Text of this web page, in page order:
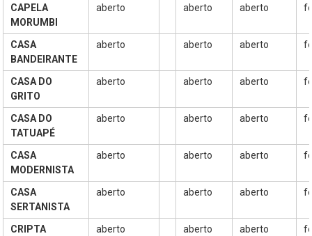
de
natureza
socioantropológica,
geográfica
histórica
–
propõe
constituir-
se
como
um
espaço
de
CAPELA
MORUMBI
aberto aberto aberto
CASA
BANDEIRANTE
aberto aberto aberto
CASA DO
GRITO
aberto aberto aberto
CASA DO
TATUAPÉ
aberto aberto aberto
CASA
MODERNISTA
aberto aberto aberto
CASA
SERTANISTA
aberto aberto aberto
CRIPTA
aberto aberto aberto